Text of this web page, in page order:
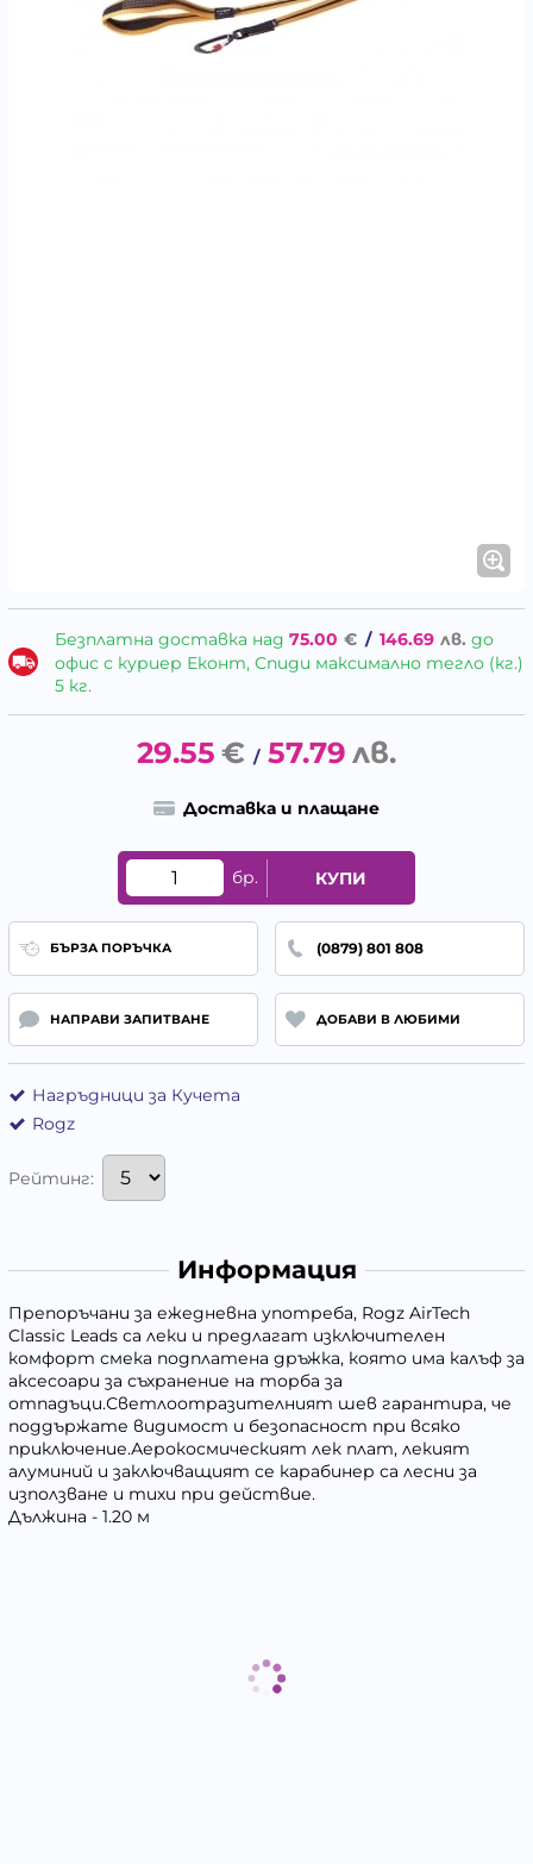
Безплатна доставка над 75.00 € / 146.69 лв. до
офис с куриер Еконт, Спиди максимално тегло (кг.)
5 кг.
29.55 € / 57.79 лв.
Доставка и плащане
бр. КУПИ
БЪРЗА ПОРЪЧКА (0879) 801 808
НАПРАВИ ЗАПИТВАНЕ ДОБАВИ В ЛЮБИМИ
Нагръдници за Кучета
Rogz
Рейтинг:
Информация
Препоръчани за ежедневна употреба, Rogz AirTech
Classic Leads са леки и предлагат изключителен
комфорт смека подплатена дръжка, която има калъф за
аксесоари за съхранение на торба за
отпадъци.Светлоотразителният шев гарантира, че
поддържате видимост и безопасност при всяко
приключение.Аерокосмическият лек плат, лекият
алуминий и заключващият се карабинер са лесни за
използване и тихи при действие.
Дължина - 1.20 м